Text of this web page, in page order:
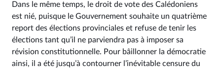
Dans le même temps, le droit de vote des Calédoniens
est nié, puisque le Gouvernement souhaite un quatrième
report des élections provinciales et refuse de tenir les
élections tant qu’il ne parviendra pas à imposer sa
révision constitutionnelle. Pour bâillonner la démocratie
ainsi, il a été jusqu’à contourner l’inévitable censure du